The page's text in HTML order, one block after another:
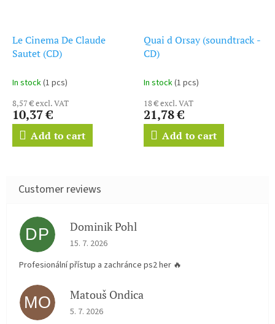
Le Cinema De Claude
Sautet (CD)
In stock(1 pcs)
8,57 € excl. VAT
10,37 €
Add to cart
Quai d Orsay (soundtrack -
CD)
In stock(1 pcs)
18 € excl. VAT
21,78 €
Add to cart
DP Dominik Pohl
The store rating is 5 out of 5 stars.
15. 7. 2026
Profesionální přístup a zachránce ps2 her 🔥
MO Matouš Ondica
The store rating is 5 out of 5 stars.
5. 7. 2026